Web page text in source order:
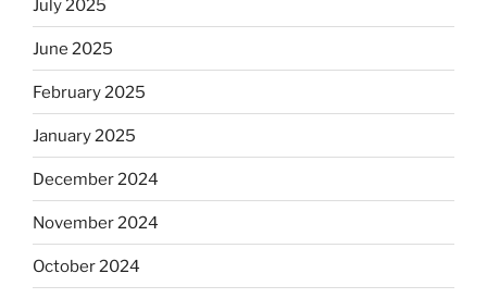
July 2025
June 2025
February 2025
January 2025
December 2024
November 2024
October 2024